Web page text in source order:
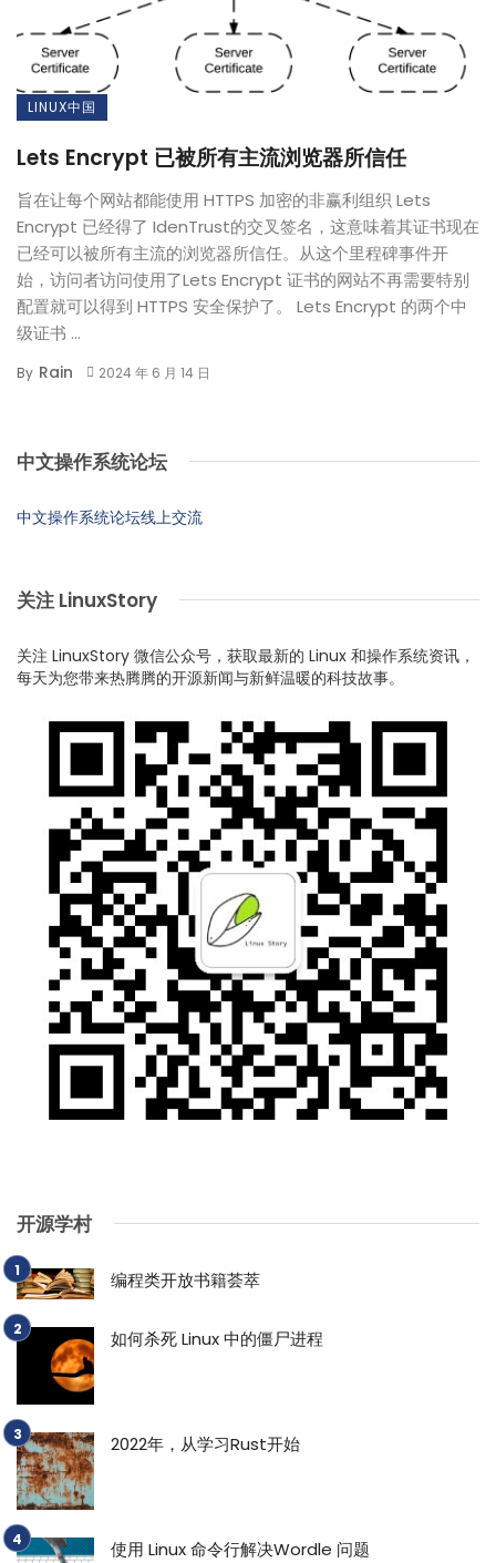
LINUX中国
Lets Encrypt 已被所有主流浏览器所信任
旨在让每个网站都能使用 HTTPS 加密的非赢利组织 Lets
Encrypt 已经得了 IdenTrust的交叉签名，这意味着其证书现在
已经可以被所有主流的浏览器所信任。从这个里程碑事件开
始，访问者访问使用了Lets Encrypt 证书的网站不再需要特别
配置就可以得到 HTTPS 安全保护了。 Lets Encrypt 的两个中
级证书 ...
By Rain 2024 年 6 月 14 日
中文操作系统论坛
中文操作系统论坛线上交流
关注 LinuxStory
关注 LinuxStory 微信公众号，获取最新的 Linux 和操作系统资讯，
每天为您带来热腾腾的开源新闻与新鲜温暖的科技故事。
开源学村
编程类开放书籍荟萃
如何杀死 Linux 中的僵尸进程
2022年，从学习Rust开始
使用 Linux 命令行解决Wordle 问题